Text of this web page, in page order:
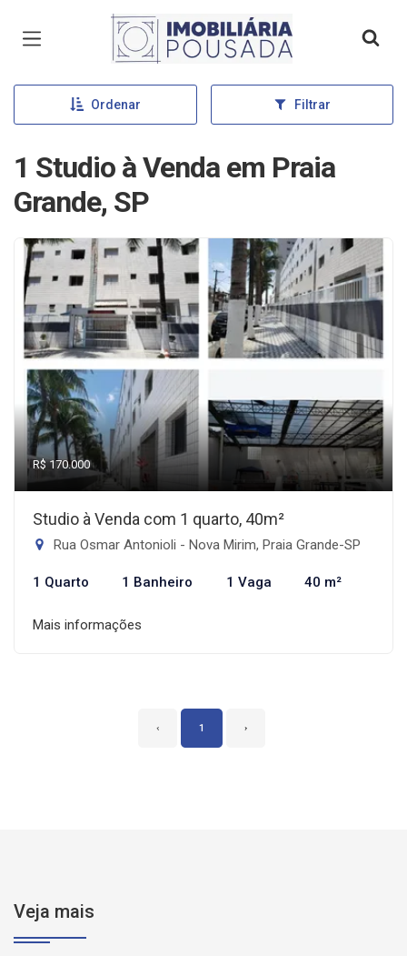
Página inicial
Ordenar Filtrar
1 Studio à Venda em Praia
Grande, SP
R$ 170.000
Studio à Venda com 1 quarto, 40m²
Rua Osmar Antonioli - Nova Mirim, Praia Grande-SP
1 Quarto 1 Banheiro 1 Vaga 40 m²
Mais informações
‹ 1 ›
Veja mais